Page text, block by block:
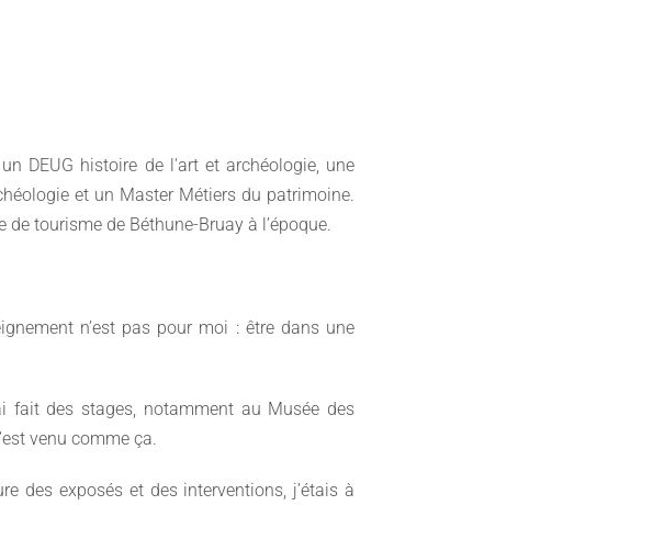
DEUG histoire de l'art et archéologie, une
et un Master Métiers du patrimoine.
tourisme de Béthune-Bruay à l’époque.
n’est pas pour moi : être dans une
fait des stages, notamment au Musée des
venu comme ça.
des exposés et des interventions, j’étais à